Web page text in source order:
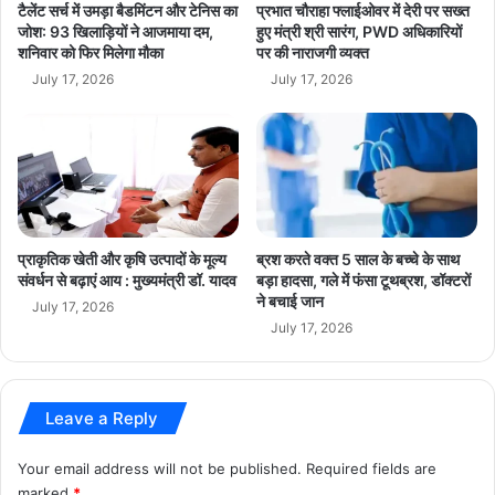
ल
प्र
ति
नि
अ
धि
का
रि
यों
के
हुं
उ
न
टैलेंट सर्च में उमड़ा बैडमिंटन और टेनिस का
जोश: 93 खिलाड़ियों ने आजमाया दम,
शनिवार को फिर मिलेगा मौका
July 17, 2026
प्रभात चौराहा फ्लाईओवर में देरी पर सख्त
हुए मंत्री श्री सारंग, PWD अधिकारियों
पर की नाराजगी व्यक्त
July 17, 2026
प्राकृतिक खेती और कृषि उत्पादों के मूल्य
संवर्धन से बढ़ाएं आय : मुख्यमंत्री डॉ. यादव
July 17, 2026
ब्रश करते वक्त 5 साल के बच्चे के साथ
बड़ा हादसा, गले में फंसा टूथब्रश, डॉक्टरों
ने बचाई जान
July 17, 2026
Leave a Reply
Your email address will not be published. Required fields are